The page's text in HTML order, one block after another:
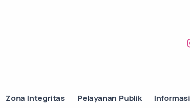
Zona Integritas Pelayanan Publik Informasi